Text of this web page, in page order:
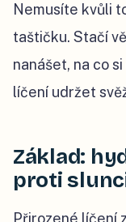
Nemusíte kvůli
taštičku. Stačí
nanášet, na co
líčení udržet
Základ:
proti
Přirozené líčení